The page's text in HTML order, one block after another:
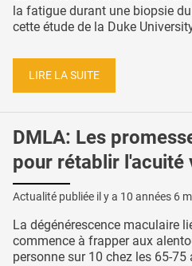
la fatigue durant une biopsie
cette étude de la Duke
LIRE LA SUITE
DMLA: Les
pour rétablir l'acuité
Actualité publiée il y a 10 années 6
La dégénérescence maculaire
commence à frapper aux
personne sur 10 chez les 65-75